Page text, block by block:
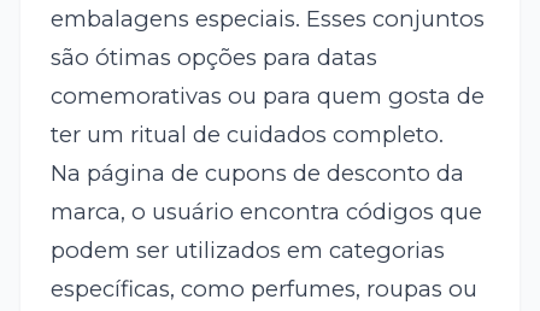
embalagens especiais. Esses conjuntos
são ótimas opções para datas
comemorativas ou para quem gosta de
ter um ritual de cuidados completo.
Na página de cupons de desconto da
marca, o usuário encontra códigos que
podem ser utilizados em categorias
específicas, como perfumes, roupas ou